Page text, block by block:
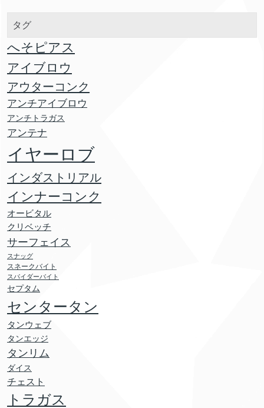
タグ
へそピアス
アイブロウ
アウターコンク
アンチアイブロウ
アンチトラガス
アンテナ
イヤーロブ
インダストリアル
インナーコンク
オービタル
クリベッチ
サーフェイス
スナッグ
スネークバイト
スパイダーバイト
セプタム
センタータン
タンウェブ
タンエッジ
タンリム
ダイス
チェスト
トラガス